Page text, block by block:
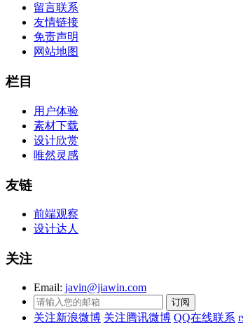
留言联系
友情链接
免责声明
网站地图
栏目
用户体验
素材下载
设计欣赏
唯然灵感
友链
前端观察
设计达人
关注
Email: javin@jiawin.com
关注新浪微博 关注腾讯微博 QQ在线联系